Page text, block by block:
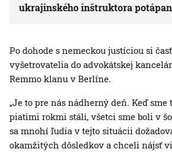
ukrajinského inštruktora
Po dohode s nemeckou justíciou si
vyšetrovatelia do advokátskej
Remmo klanu v Berlíne.
„Je to pre nás nádherný deň. Keď
piatimi rokmi stáli, všetci sme boli v
sa mnohí ľudia v tejto situácii
okamžitých dôsledkov a chceli nájsť